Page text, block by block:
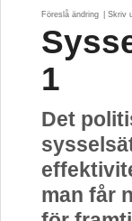
Föreslå ändring Skriv
1
Det
man får